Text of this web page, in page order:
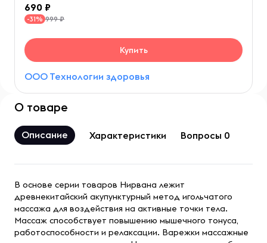
690
-31% 999 ₽
ООО Технологии здоровья
Купить
О товаре
Описание Характеристики Вопросы 0
В основе серии товаров Нирвана лежит
древнекитайский акупунктурный метод игольчатого
массажа для воздействия на активные точки тела.
Массаж способствует повышению мышечного тонуса,
работоспособности и релаксации. Варежки массажные